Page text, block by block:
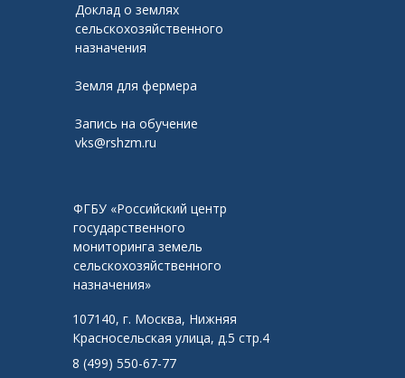
ФГБУ «Российский центр
государственного
мониторинга земель
сельскохозяйственного
назначения»
107140, г. Москва, Нижняя
Красносельская улица, д.5 стр.4
8 (499) 550-67-77
Доклад о землях
сельскохозяйственного
назначения
Земля для фермера
Запись на обучение
vks@rshzm.ru